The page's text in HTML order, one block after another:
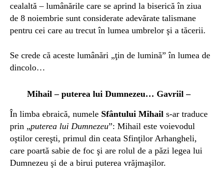
cealaltă – lumânările care se aprind la biserică în ziua
de 8 noiembrie sunt considerate adevărate talismane
pentru cei care au trecut în lumea umbrelor şi a tăcerii.
Se crede că aceste lumânări „ţin de lumină” în lumea de
dincolo…
Mihail – puterea lui Dumnezeu… Gavriil –
În limba ebraică, numele Sfântului Mihail s-ar traduce
prin „puterea lui Dumnezeu”: Mihail este voievodul
oştilor cereşti, primul din ceata Sfinţilor Arhangheli,
care poartă sabie de foc şi are rolul de a păzi legea lui
Dumnezeu şi de a birui puterea vrăjmaşilor.